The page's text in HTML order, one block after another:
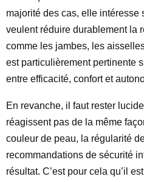
majorité des cas, elle intéresse
veulent réduire durablement la
comme les jambes, les
est particulièrement pertinente
entre efficacité, confort et
En revanche, il faut rester
réagissent pas de la même
couleur de peau, la régularité
recommandations de sécurité
résultat. C’est pour cela qu’il